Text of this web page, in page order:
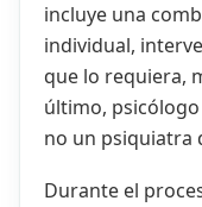
incluye una
individual,
que lo requiera,
último,
no un psiquiatra
Durante el